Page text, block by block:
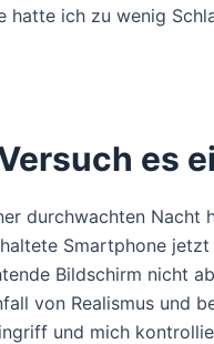
hatte ich zu wenig
es
durchwachten Nacht
Smartphone
Bildschirm nicht
von Realismus und
und mich